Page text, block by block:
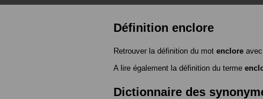
Définition enclore
Retrouver la définition du mot enclore
A lire également la définition du terme
Dictionnaire des